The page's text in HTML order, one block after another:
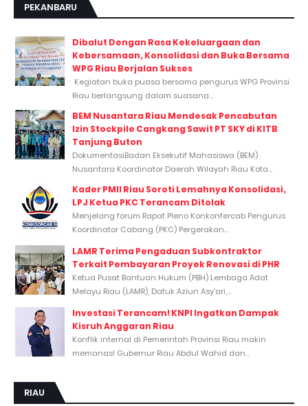
PEKANBARU
Dibalut Dengan Rasa Kekeluargaan dan
Kebersamaan, Konsolidasi dan Buka Bersama
WPG Riau Berjalan Sukses
Kegiatan buka puasa bersama pengurus WPG Provinsi
Riau berlangsung dalam suasana...
BEM Nusantara Riau Mendesak Pencabutan
Izin Stockpile Cangkang Sawit PT SKY di KITB
Tanjung Buton
DokumentasiBadan Eksekutif Mahasiswa (BEM)
Nusantara Koordinator Daerah Wilayah Riau Kota...
Kader PMII Riau Soroti Lemahnya Konsolidasi,
LPJ Ketua PKC Terancam Ditolak
Menjelang forum Rapat Pleno Konkonfercab Pengurus
Koordinator Cabang (PKC) Pergerakan...
LAMR Terima Pengaduan Subkontraktor
Terkait Pembayaran Proyek Renovasi di PHR
Ketua Pusat Bantuan Hukum (PBH) Lembaga Adat
Melayu Riau (LAMR), Datuk Aziun Asy’ari,...
Investasi Terancam! KNPI Ingatkan Dampak
Kisruh Anggaran Riau
Konflik internal di Pemerintah Provinsi Riau makin
memanas! Gubernur Riau Abdul Wahid dan...
RIAU